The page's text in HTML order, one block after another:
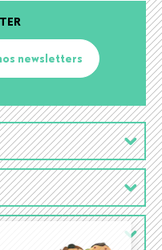
newsletters